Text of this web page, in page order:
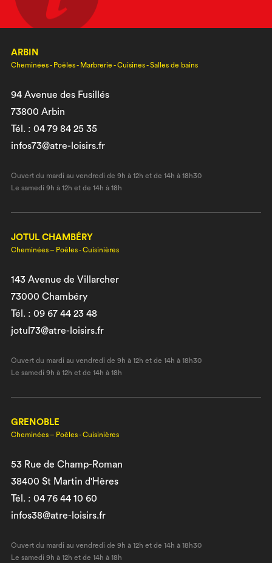
ARBIN
Cheminées - Poêles - Marbrerie - Cuisines - Salles de bains
94 Avenue des Fusillés
73800 Arbin
Tél. : 04 79 84 25 35
infos73@atre-loisirs.fr
Ouvert du mardi au vendredi de 9h à 12h et de 14h à 18h30
Le samedi 9h à 12h et de 14h à 18h
JOTUL CHAMBÉRY
Cheminées – Poêles - Cuisinières
143 Avenue de Villarcher
73000 Chambéry
Tél. : 09 67 44 23 48
jotul73@atre-loisirs.fr
Ouvert du mardi au vendredi de 9h à 12h et de 14h à 18h30
Le samedi 9h à 12h et de 14h à 18h
GRENOBLE
Cheminées – Poêles - Cuisinières
53 Rue de Champ-Roman
38400 St Martin d'Hères
Tél. : 04 76 44 10 60
infos38@atre-loisirs.fr
Ouvert du mardi au vendredi de 9h à 12h et de 14h à 18h30
Le samedi 9h à 12h et de 14h à 18h